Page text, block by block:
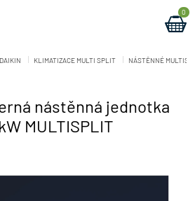
KLIMATIZACE MULTI SPLIT NÁSTĚNNÉ
nástěnná jednotka
MULTISPLIT
0